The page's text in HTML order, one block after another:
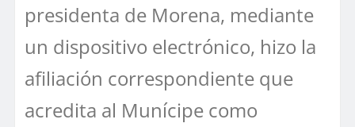
presidenta de Morena, mediante
un dispositivo electrónico, hizo la
afiliación correspondiente que
acredita al Munícipe como